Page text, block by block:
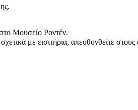
Μουσείο Ροντέν.
με εισιτήρια, απευθυνθείτε στους